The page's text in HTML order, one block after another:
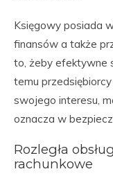
Księgowy posiada
finansów a także
to, żeby efektywne
temu
swojego interesu,
oznacza w
Rozległa
rachunkowe